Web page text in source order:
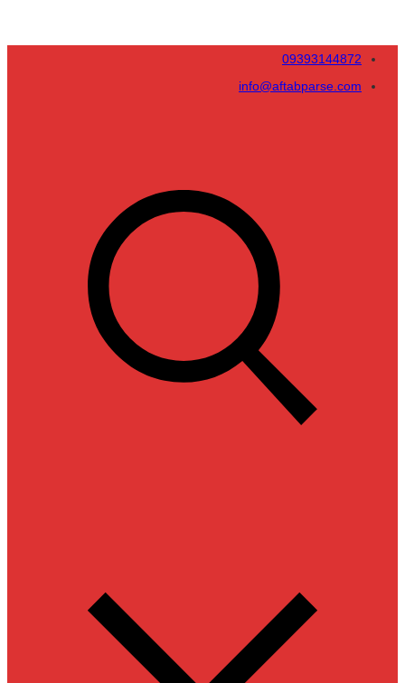
09393144872
info@aftabparse.com